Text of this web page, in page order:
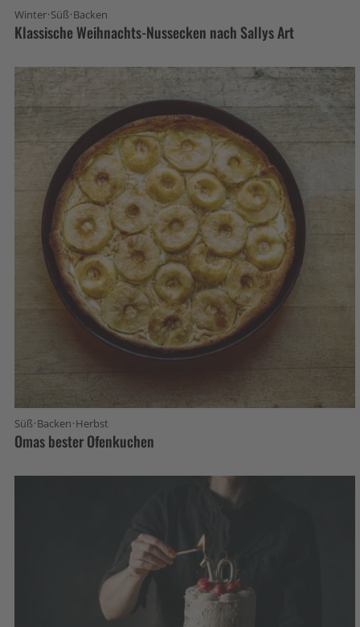
Winter·Süß·Backen
Klassische Weihnachts-Nussecken nach Sallys Art
Süß·Backen·Herbst
Omas bester Ofenkuchen